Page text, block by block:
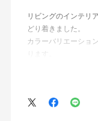
リビングのインテリ
どり着きました。
カラーバリエーショ
オフィスチェアにし
した、座り心地も良
今回どうしても欲
購入しましたが、欲